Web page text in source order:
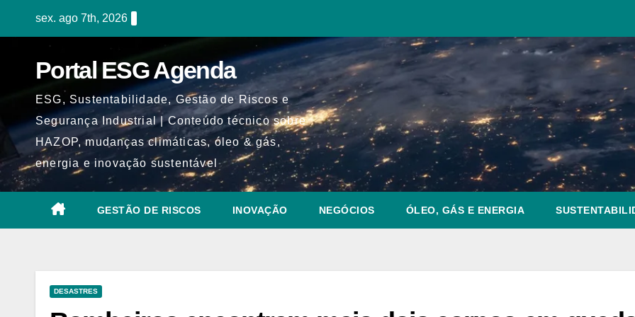
sex. ago 7th, 2026
Portal ESG Agenda
ESG, Sustentabilidade, Gestão de Riscos e
Segurança Industrial | Conteúdo técnico sobre
HAZOP, mudanças climáticas, óleo & gás,
energia e inovação sustentável
GESTÃO DE RISCOS INOVAÇÃO NEGÓCIOS ÓLEO, GÁS E ENERGIA
DESASTRES